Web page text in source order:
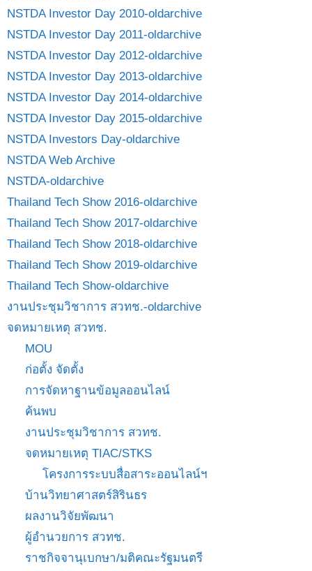
NSTDA Investor Day 2010-oldarchive
NSTDA Investor Day 2011-oldarchive
NSTDA Investor Day 2012-oldarchive
NSTDA Investor Day 2013-oldarchive
NSTDA Investor Day 2014-oldarchive
NSTDA Investor Day 2015-oldarchive
NSTDA Investors Day-oldarchive
NSTDA Web Archive
NSTDA-oldarchive
Thailand Tech Show 2016-oldarchive
Thailand Tech Show 2017-oldarchive
Thailand Tech Show 2018-oldarchive
Thailand Tech Show 2019-oldarchive
Thailand Tech Show-oldarchive
งานประชุมวิชาการ สวทช.-oldarchive
จดหมายเหตุ สวทช.
MOU
ก่อตั้ง จัดตั้ง
การจัดหาฐานข้อมูลออนไลน์
ค้นพบ
งานประชุมวิชาการ สวทช.
จดหมายเหตุ TIAC/STKS
โครงการระบบสื่อสาระออนไลน์ฯ
บ้านวิทยาศาสตร์สิรินธร
ผลงานวิจัยพัฒนา
ผู้อำนวยการ สวทช.
ราชกิจจานุเบกษา/มติคณะรัฐมนตรี